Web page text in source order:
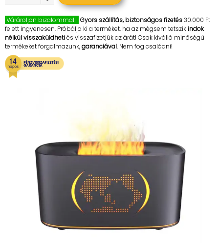
Várároljon bizalommal! Gyors szállítás, biztonságos fizetés30.000 Ft
felett ingyenesen. Próbálja ki a terméket, ha az mégsem tetszikindok
nélkül visszaküldhetiés visszafizetjük az árát! Csak kiválló minőségű
termékeket forgalmazunk,garanciával. Nem fog csalódni!